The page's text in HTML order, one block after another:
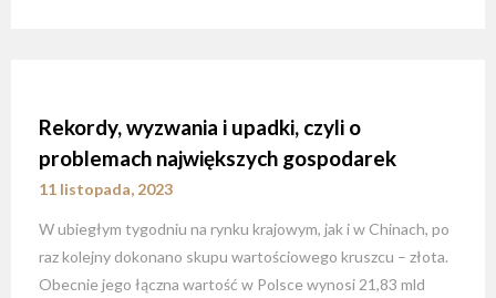
Rekordy, wyzwania i upadki, czyli o
problemach największych gospodarek
11 listopada, 2023
W ubiegłym tygodniu na rynku krajowym, jak i w Chinach, po
raz kolejny dokonano skupu wartościowego kruszcu – złota.
Obecnie jego łączna wartość w Polsce wynosi 21,83 mld